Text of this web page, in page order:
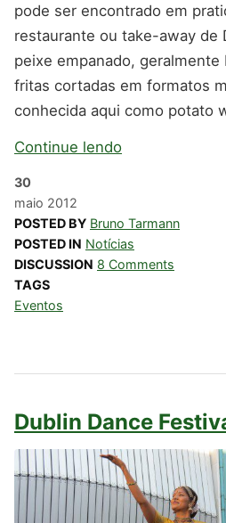
pode ser encontrado em
restaurante ou take-away de
peixe empanado, geralmente
fritas cortadas em formatos
conhecida aqui como potato
Continue lendo
30
maio 2012
POSTED BY Bruno Tarmann
POSTED IN Notícias
DISCUSSION 8 Comments
TAGS
Eventos
Dublin Dance